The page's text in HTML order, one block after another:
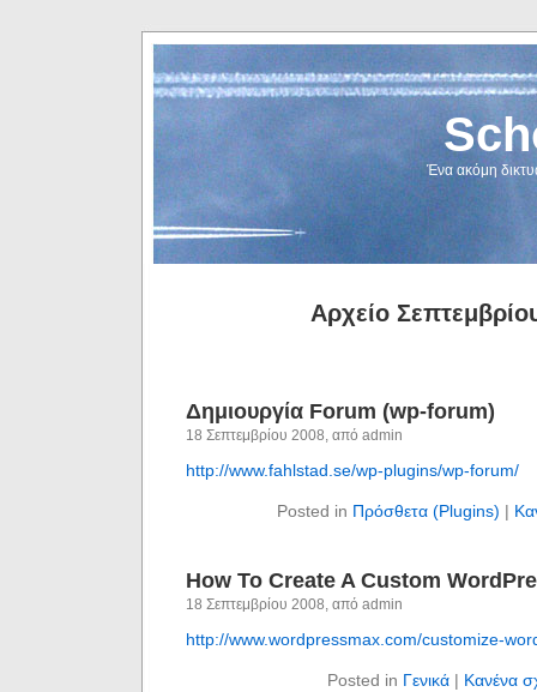
Ένα ακόμη
Αρχείο
Δημιουργία Forum (wp-forum)
18 Σεπτεμβρίου 2008, από admin
http://www.fahlstad.se/wp-plugins/wp-forum/
Posted in Πρόσθετα (Plugins)
How To Create A Custom
18 Σεπτεμβρίου 2008, από admin
http://www.wordpressmax.com/customize-
Posted in Γενικά| Κανένα